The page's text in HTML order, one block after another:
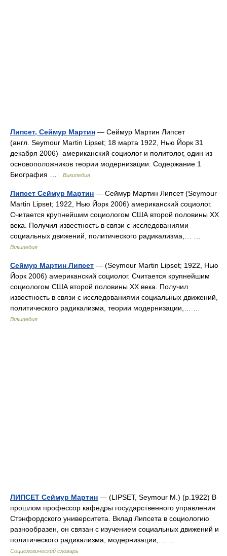
Липсет, Сеймур Мартин — Сеймур Мартин Липсет
(англ. Seymour Martin Lipset; 18 марта 1922, Нью Йорк 31
декабря 2006) американский социолог и политолог, один из
основоположников теории модернизации. Содержание 1
Биография …
Википедия
Липсет Сеймур Мартин — Сеймур Мартин Липсет (Seymour
Martin Lipset; 1922, Нью Йорк 2006) американский социолог.
Считается крупнейшим социологом США второй половины XX
века. Получил известность в связи с исследованиями
социальных движений, политического радикализма,… …
Википедия
Сеймур Мартин Липсет — (Seymour Martin Lipset; 1922, Нью
Йорк 2006) американский социолог. Считается крупнейшим
социологом США второй половины XX века. Получил
известность в связи с исследованиями социальных движений,
политического радикализма, теории модернизации,… …
Википедия
ЛИПСЕТ Сеймур Мартин — (LIPSET, Seymour M.) (p.1922) В
прошлом профессор кафедры государственного управления
Стэнфордского университета. Вклад Липсета в социологию
разнообразен, он связан с изучением социальных движений и
политического радикализма, модернизации,… …
Социологический словарь